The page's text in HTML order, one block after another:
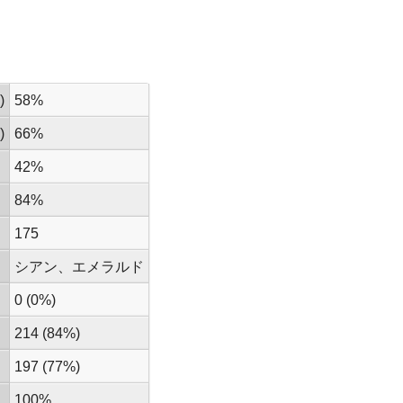
58%
66%
42%
84%
175
シアン、エメラルド
0 (0%)
214 (84%)
197 (77%)
100%